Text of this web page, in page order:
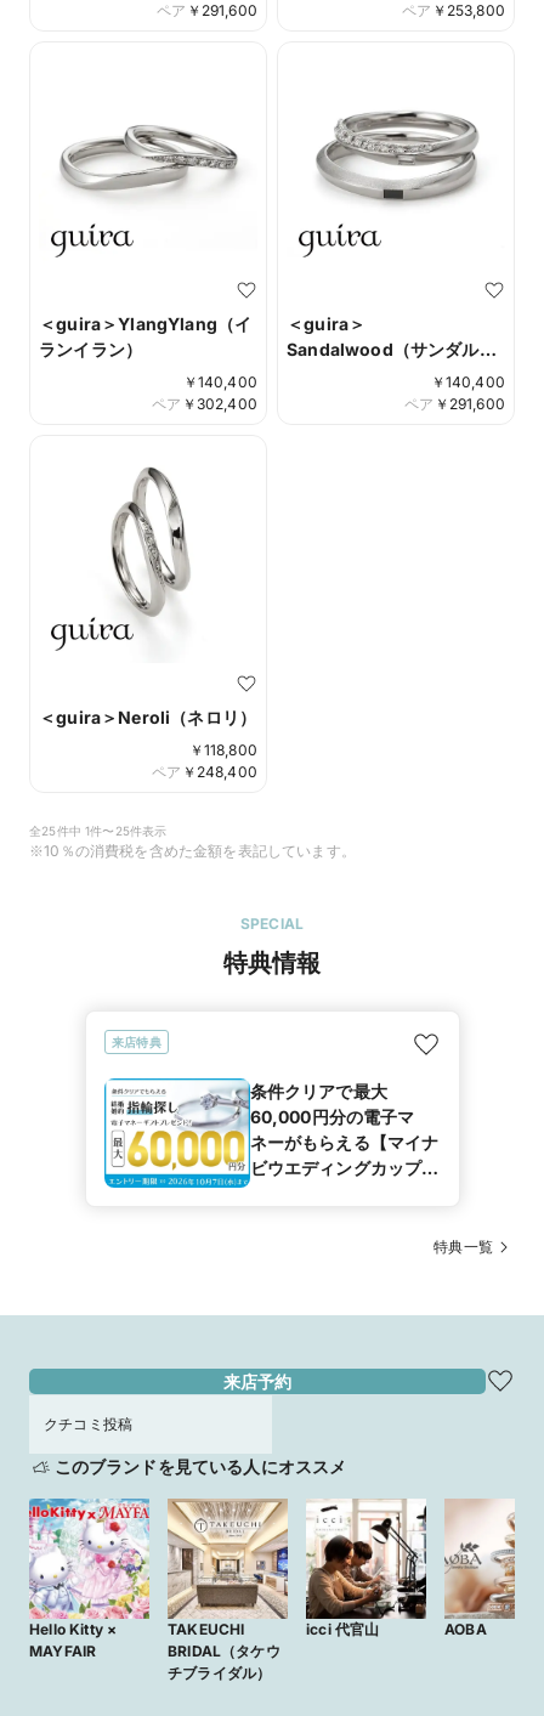
￥ 291,600
ペア
￥ 253,800
ペア
＜guira＞YlangYlang（イ
ランイラン）
￥ 140,400
￥ 302,400
ペア
＜guira＞
Sandalwood（サンダル
￥ 140,400
￥ 291,600
ペア
＜guira＞Neroli（ネロリ）
￥ 118,800
￥ 248,400
ペア
全25件中 1件〜25件表示
※10％の消費税を含めた金額を表記しています。
SPECIAL
特典情報
来店特典
条件クリアで最大
60,000円分の電子マ
ネーがもらえる【マイナ
ビウエディングカップル
特典一覧
来店予約
クチコミ投稿
このブランドを見ている人にオススメ
Hello Kitty ×
MAYFAIR
TAKEUCHI
BRIDAL（タケウ
チブライダル）
icci 代官山 AOBA